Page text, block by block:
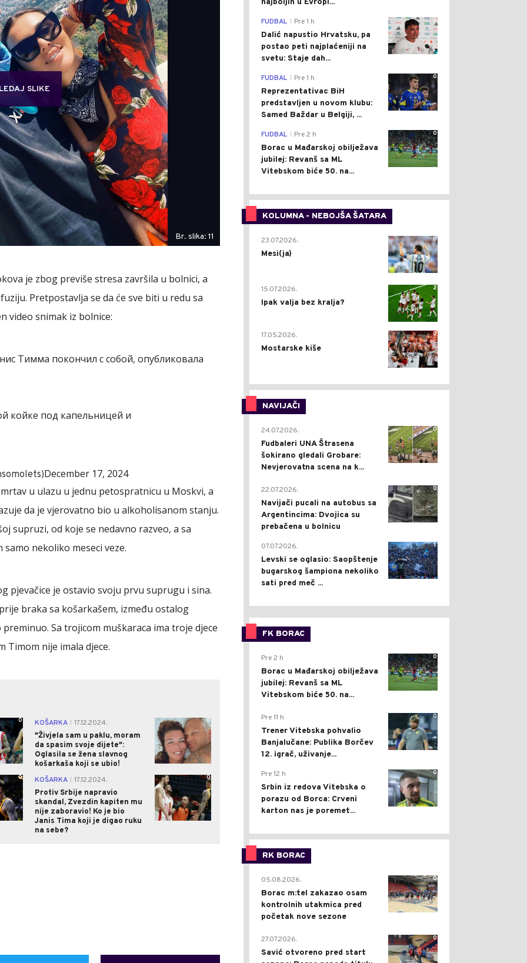
SLIKE
Br. slika: 11
je zbog previše stresa završila u bolnici, a
Pretpostavlja se da će sve biti u redu sa
video snimak iz bolnice:
Тимма покончил с собой, опубликовала
койке под капельницей и
December 17, 2024
u ulazu u jednu petospratnicu u Moskvi, a
da je vjerovatno bio u alkoholisanom stanju.
supruzi, od koje se nedavno razveo, a sa
nekoliko meseci veze.
pjevačice je ostavio svoju prvu suprugu i sina.
braka sa košarkašem, između ostalog
Sa trojicom muškaraca ima troje djece
Timom nije imala djece.
0 KOŠARKA
17.12.2024.
"Živjela sam u paklu, moram
da spasim svoje dijete":
Oglasila se žena slavnog
košarkaša koji se ubio!
0
0 KOŠARKA
17.12.2024.
Protiv Srbije napravio
skandal, Zvezdin kapiten mu
nije zaboravio! Ko je bio
Janis Tima koji je digao ruku
na sebe?
0
najboljih u Evropi...
0
FUDBAL Pre 1 h
Dalić napustio Hrvatsku, pa
postao peti najplaćeniji na
svetu: Staje dah...
0
FUDBAL Pre 1 h
Reprezentativac BiH
predstavljen u novom klubu:
Samed Baždar u Belgiji, ...
0
FUDBAL Pre 2 h
Borac u Mađarskoj obilježava
jubilej: Revanš sa ML
Vitebskom biće 50. na...
KOLUMNA - NEBOJŠA ŠATARA
0
23.07.2026.
Mesi(ja)
2
15.07.2026.
Ipak valja bez kralja?
0
17.05.2026.
Mostarske kiše
NAVIJAČI
0
24.07.2026.
Fudbaleri UNA Štrasena
šokirano gledali Grobare:
Nevjerovatna scena na k...
0
22.07.2026.
Navijači pucali na autobus sa
Argentincima: Dvojica su
prebačena u bolnicu
1
07.07.2026.
Levski se oglasio: Saopštenje
bugarskog šampiona nekoliko
sati pred meč ...
FK BORAC
0
Pre 2 h
Borac u Mađarskoj obilježava
jubilej: Revanš sa ML
Vitebskom biće 50. na...
0
Pre 11 h
Trener Vitebska pohvalio
Banjalučane: Publika Borčev
12. igrač, uživanje...
0
Pre 12 h
Srbin iz redova Vitebska o
porazu od Borca: Crveni
karton nas je poremet...
RK BORAC
0
05.08.2026.
Borac m:tel zakazao osam
kontrolnih utakmica pred
početak nove sezone
0
27.07.2026.
Savić otvoreno pred start